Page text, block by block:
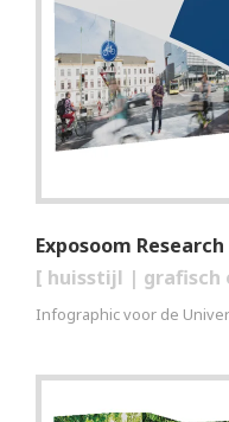
Exposoom Research
[ huisstijl | grafisch
Infographic voor de